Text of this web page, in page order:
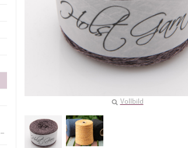
Vollbild